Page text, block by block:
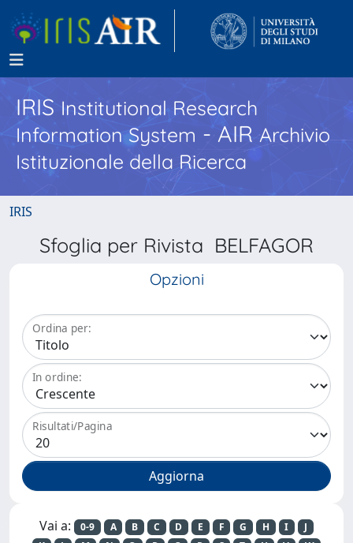
IRISInstitutional Research
Information System - AIR Archivio
Istituzionale della Ricerca
IRIS
Sfoglia per Rivista BELFAGOR
Opzioni
Ordina per:
In ordine:
Risultati/Pagina
Vai a: 0-9 A B C D E F G H I
J